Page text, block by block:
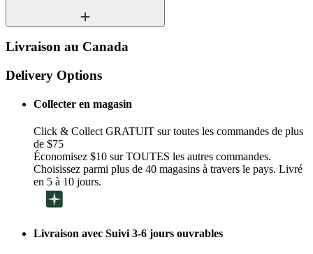
Livraison au Canada
Delivery Options
Collecter en magasin
Click & Collect GRATUIT sur toutes les commandes de plus
de $75
Économisez $10 sur TOUTES les autres commandes.
Choisissez parmi plus de 40 magasins à travers le pays. Livré
en 5 à 10 jours.
Livraison avec Suivi 3-6 jours ouvrables